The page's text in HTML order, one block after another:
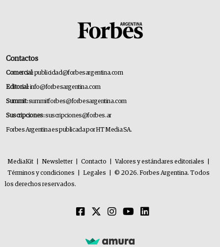
Contactos
Comercial:publicidad@forbesargentina.com
Editorial:info@forbesargentina.com
Summit:summitforbes@forbesargentina.com
Suscripciones:suscripciones@forbes.ar
Forbes Argentina es publicada por HT Media SA.
MediaKit Newsletter Contacto Valores y estándares editoriales
Términos y condiciones
Legales
© 2026. Forbes Argentina. Todos
los derechos reservados.